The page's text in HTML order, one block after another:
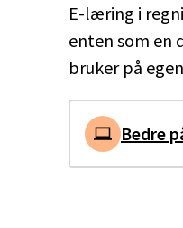
E-læring i
enten som en
bruker på
Bedre